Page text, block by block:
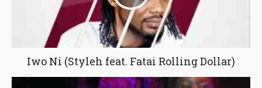
Iwo Ni (Styleh feat. Fatai Rolling Dollar)